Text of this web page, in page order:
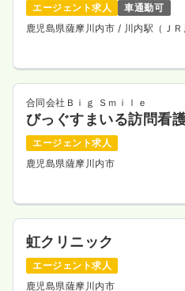
エージェント求人
車通勤可
鹿児島県薩摩川内市 / 川内駅（ＪＲ
合同会社Ｂｉｇ Ｓｍｉｌｅ
びっぐすまいる訪問看
エージェント求人
鹿児島県薩摩川内市
虹クリニック
エージェント求人
鹿児島県薩摩川内市